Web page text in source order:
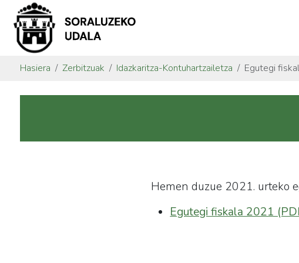
Hasiera Zerbitzuak Idazkaritza-Kontuhartzailetza Egutegi
Hemen duzue 2021. urteko
Egutegi fiskala 2021